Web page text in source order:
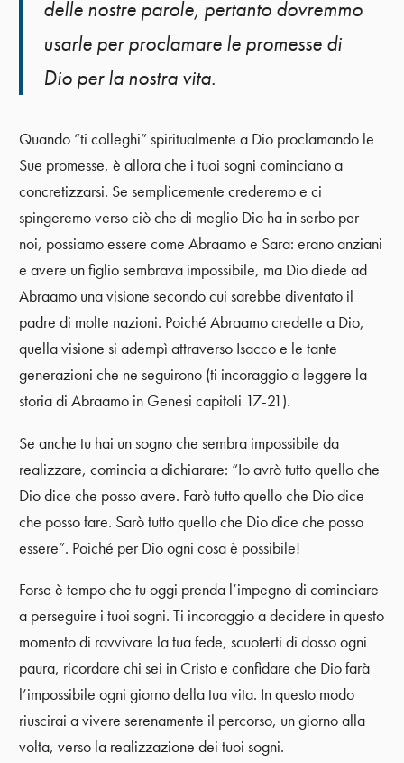
delle nostre parole, pertanto dovremmo
usarle per proclamare le promesse di
Dio per la nostra vita.
Quando “ti colleghi” spiritualmente a Dio proclamando le
Sue promesse, è allora che i tuoi sogni cominciano a
concretizzarsi. Se semplicemente crederemo e ci
spingeremo verso ciò che di meglio Dio ha in serbo per
noi, possiamo essere come Abraamo e Sara: erano anziani
e avere un figlio sembrava impossibile, ma Dio diede ad
Abraamo una visione secondo cui sarebbe diventato il
padre di molte nazioni. Poiché Abraamo credette a Dio,
quella visione si adempì attraverso Isacco e le tante
generazioni che ne seguirono (ti incoraggio a leggere la
storia di Abraamo in Genesi capitoli 17-21).
Se anche tu hai un sogno che sembra impossibile da
realizzare, comincia a dichiarare: “Io avrò tutto quello che
Dio dice che posso avere. Farò tutto quello che Dio dice
che posso fare. Sarò tutto quello che Dio dice che posso
essere”. Poiché per Dio ogni cosa è possibile!
Forse è tempo che tu oggi prenda l’impegno di cominciare
a perseguire i tuoi sogni. Ti incoraggio a decidere in questo
momento di ravvivare la tua fede, scuoterti di dosso ogni
paura, ricordare chi sei in Cristo e confidare che Dio farà
l’impossibile ogni giorno della tua vita. In questo modo
riuscirai a vivere serenamente il percorso, un giorno alla
volta, verso la realizzazione dei tuoi sogni.